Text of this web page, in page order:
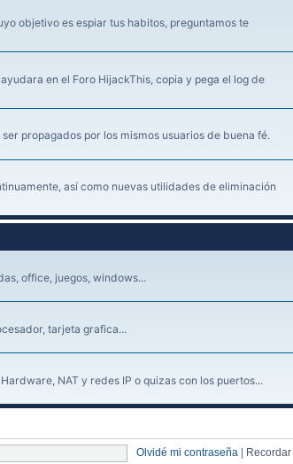
objetivo es espiar tus habitos, preguntamos te
en el Foro HijackThis, copia y pega el log de
propagados por los mismos usuarios de buena fé.
así como nuevas utilidades de eliminación
office, juegos, windows...
tarjeta grafica...
NAT y redes IP o quizas con los puertos...
Olvidé mi contraseña Recordar